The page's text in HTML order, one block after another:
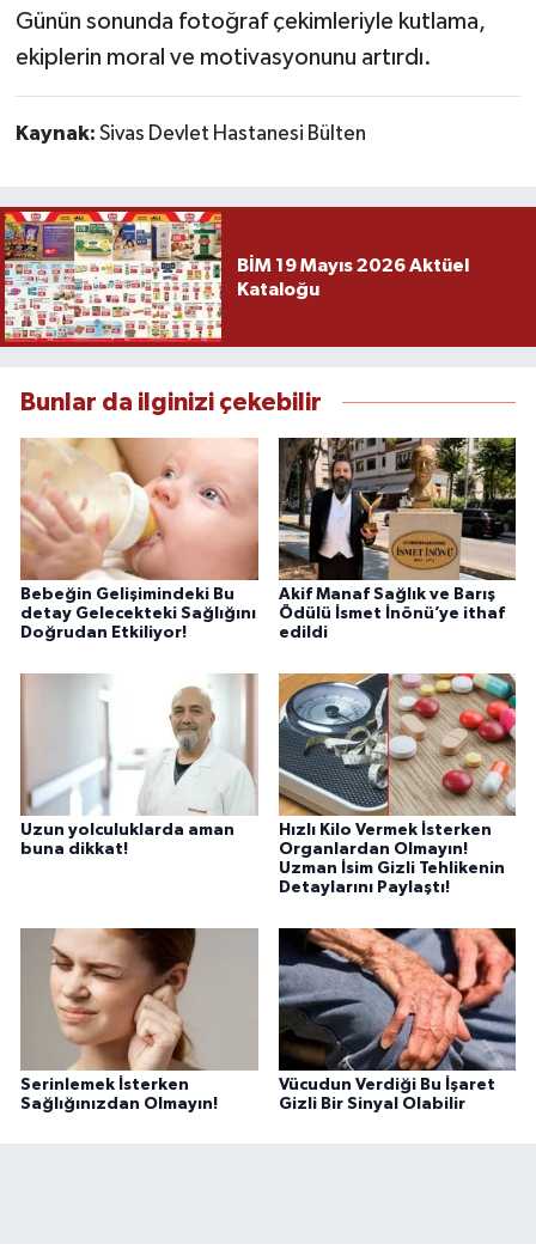
Günün sonunda fotoğraf çekimleriyle kutlama,
ekiplerin moral ve motivasyonunu artırdı.
Kaynak: Sivas Devlet Hastanesi Bülten
BİM 19 Mayıs 2026 Aktüel
Kataloğu
Bunlar da ilginizi çekebilir
Bebeğin Gelişimindeki Bu
detay Gelecekteki Sağlığını
Doğrudan Etkiliyor!
Akif Manaf Sağlık ve Barış
Ödülü İsmet İnönü’ye ithaf
edildi
Uzun yolculuklarda aman
buna dikkat!
Hızlı Kilo Vermek İsterken
Organlardan Olmayın!
Uzman İsim Gizli Tehlikenin
Detaylarını Paylaştı!
Serinlemek İsterken
Sağlığınızdan Olmayın!
Vücudun Verdiği Bu İşaret
Gizli Bir Sinyal Olabilir